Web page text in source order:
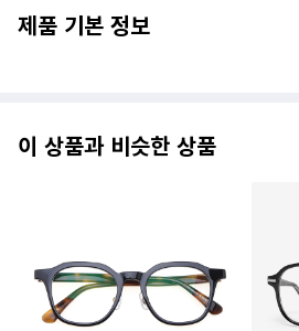
제품 기본 정보
이 상품과 비슷한 상품